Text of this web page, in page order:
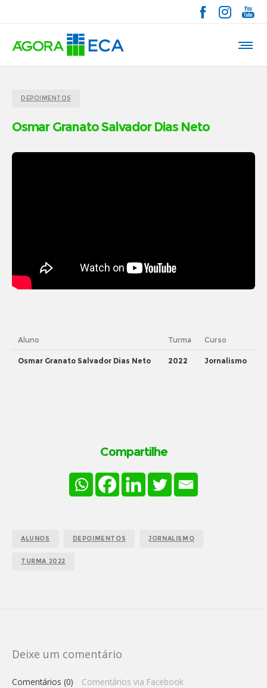
DEPOIMENTOS
Osmar Granato Salvador Dias Neto
Aluno Turma Curso
Osmar Granato Salvador Dias Neto 2022 Jornalismo
Compartilhe
ALUNOS DEPOIMENTOS JORNALISMO
TURMA 2022
Deixe um comentário
Comentários (0) Comentários via Facebook